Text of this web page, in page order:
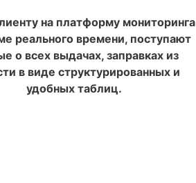
на платформу мониторинга
реального времени, поступают
о всех выдачах, заправках из
в виде структурированных и
удобных таблиц.